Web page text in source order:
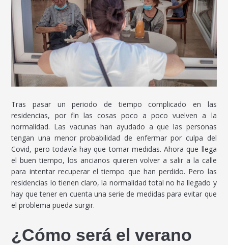
Tras pasar un periodo de tiempo complicado en las
residencias, por fin las cosas poco a poco vuelven a la
normalidad. Las vacunas han ayudado a que las personas
tengan una menor probabilidad de enfermar por culpa del
Covid, pero todavía hay que tomar medidas. Ahora que llega
el buen tiempo, los ancianos quieren volver a salir a la calle
para intentar recuperar el tiempo que han perdido. Pero las
residencias lo tienen claro, la normalidad total no ha llegado y
hay que tener en cuenta una serie de medidas para evitar que
el problema pueda surgir.
¿Cómo será el verano